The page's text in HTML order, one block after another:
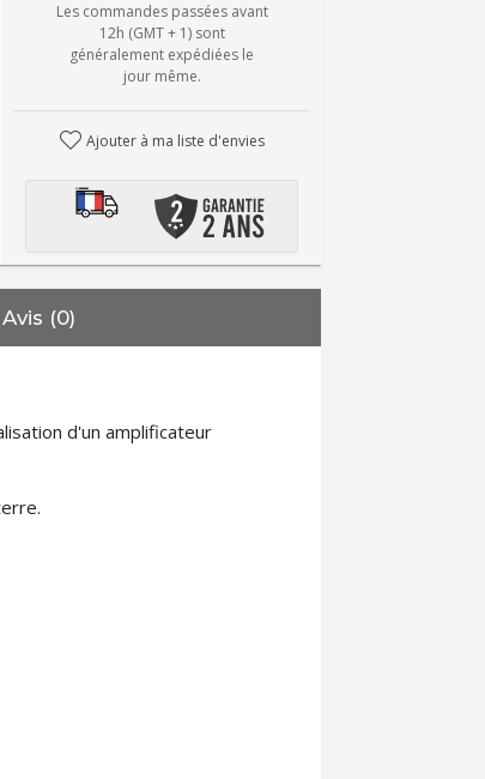
Les commandes passées avant
12h (GMT + 1) sont
généralement expédiées le
jour même.
Ajouter à ma liste d'envies
Avis (0)
d'un amplificateur